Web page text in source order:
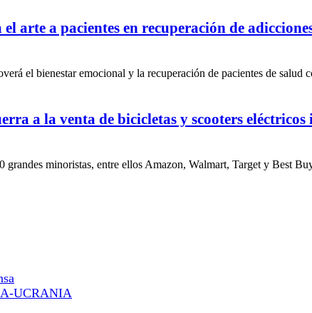
arte a pacientes en recuperación de
el bienestar emocional y la recuperación de pacientes de salud
a la venta de bicicletas y scooters eléctricos
grandes minoristas, entre ellos Amazon, Walmart, Target y Best
UCRANIA